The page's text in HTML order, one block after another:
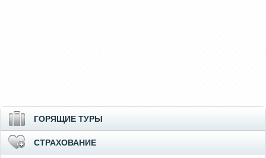
ГОРЯЩИЕ ТУРЫ
СТРАХОВАНИЕ